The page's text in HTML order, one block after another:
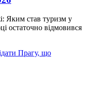
Яким став туризм у
остаточно відмовився